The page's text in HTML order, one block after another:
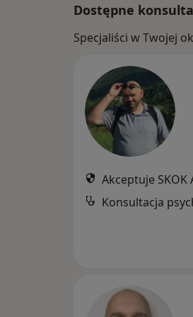
Dostępne
Specjaliści w Twojej
Akceptuje SKOK